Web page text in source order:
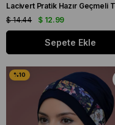
$ 12.99
$ 14.44
Sepete Ekle